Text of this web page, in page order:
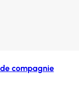
compagnie